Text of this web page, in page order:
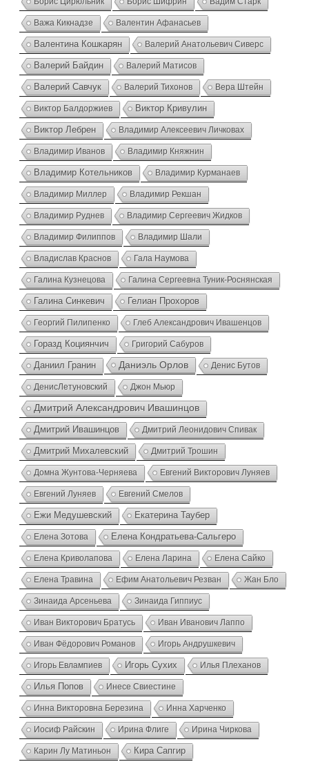
Важа Кикнадзе Валентин Афанасьев
Валентина Кошкарян Валерий Анатольевич Сиверс
Валерий Байдин Валерий Матисов
Валерий Савчук Валерий Тихонов Вера Штейн
Виктор Балдоржиев Виктор Кривулин
Виктор Лебрен Владимир Алексеевич Личковах
Владимир Иванов Владимир Княжнин
Владимир Котельников Владимир Курманаев
Владимир Миллер Владимир Рекшан
Владимир Руднев Владимир Сергеевич Жидков
Владимир Филиппов Владимир Шали
Владислав Краснов Гала Наумова
Галина Кузнецова Галина Сергеевна Туник-Роснянская
Галина Синкевич Гелиан Прохоров
Георгий Пилипенко Глеб Александрович Ивашенцов
Горазд Коциянчич Григорий Сабуров
Даниил Гранин Даниэль Орлов Денис Бутов
ДенисЛетуновский Джон Мьюр
Дмитрий Александрович Ивашинцов
Дмитрий Ивашинцов Дмитрий Леонидович Спивак
Дмитрий Михалевский Дмитрий Трошин
Домна Жунтова-Черняева Евгений Викторович Луняев
Евгений Луняев Евгений Смелов
Ежи Медушевский Екатерина Таубер
Елена Зотова Елена Кондратьева-Сальгеро
Елена Криволапова Елена Лари­на Елена Сайко
Елена Травина Ефим Анатольевич Резван Жан Бло
Зинаида Арсеньева Зинаида Гиппиус
Иван Викторович Братусь Иван Иванович Лаппо
Иван Фёдорович Романов Игорь Андрушкевич
Игорь Евлампиев Игорь Сухих Илья Плеханов
Илья Попов Инесе Свиестине
Инна Викторовна Березина Инна Харченко
Иосиф Райскин Ирина Флиге Ирина Чиркова
Карин Лу Матиньон Кира Сапгир